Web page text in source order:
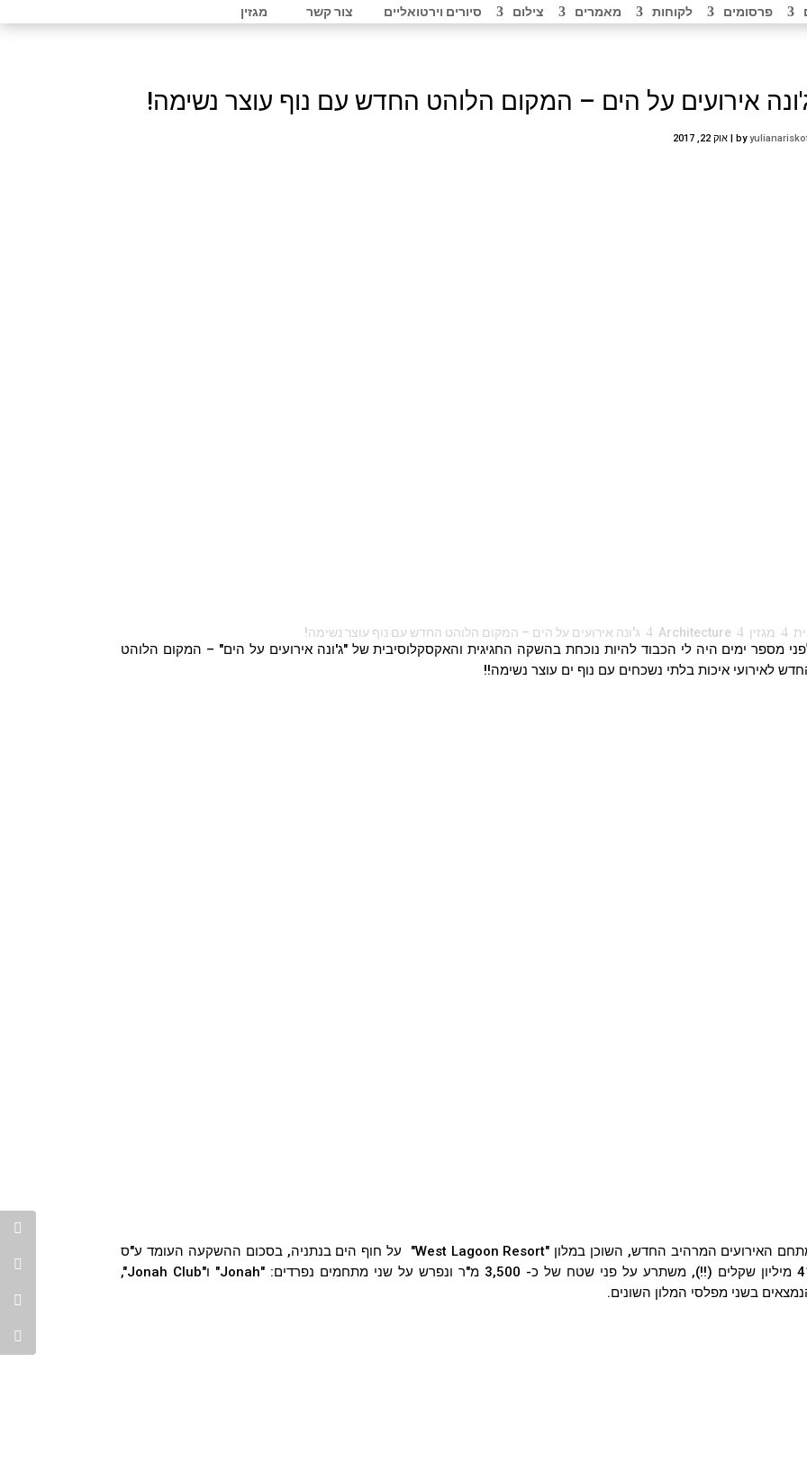
פרסומים לקוחות מאמרים צילום סיורים וירטואליים צור קשר מגזין
אירועים על הים – המקום הלוהט החדש עם נוף עוצר נשימה!
by
| אוק 22, 2017
4 מגזין 4
Architecture
4 ג'ונה אירועים על הים – המקום הלוהט החדש עם נוף עוצר נשימה!
מספר ימים היה לי הכבוד להיות נוכחת בהשקה החגיגית והאקסקלוסיבית של "ג'ונה אירועים על הים" – המקום הלוהט
לאירועי איכות בלתי נשכחים עם נוף ים עוצר נשימה!!
מתחם האירועים המרהיב החדש, השוכן במלון "West Lagoon Resort" על חוף הים בנתניה, בסכום ההשקעה העומד ע"ס
41 מיליון שקלים (!!), משתרע על פני שטח של כ- 3,500 מ"ר ונפרש על שני מתחמים נפרדים: "Jonah" ו"Jonah Club",
בשני מפלסי המלון השונים.